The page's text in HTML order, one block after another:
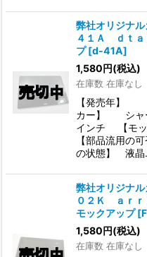
弊社オリジナ
４１Ａ ｄｔ
プ [d-41A]
1,580円(税込)
在庫数 在庫なし
【発売年】
カー】 シャ
インチ 【モッ
【部品流用
の状態】 液
弊社オリジナ
０２Ｋ ａｒｒ
モックアップ [
1,580円(税込)
在庫数 在庫なし